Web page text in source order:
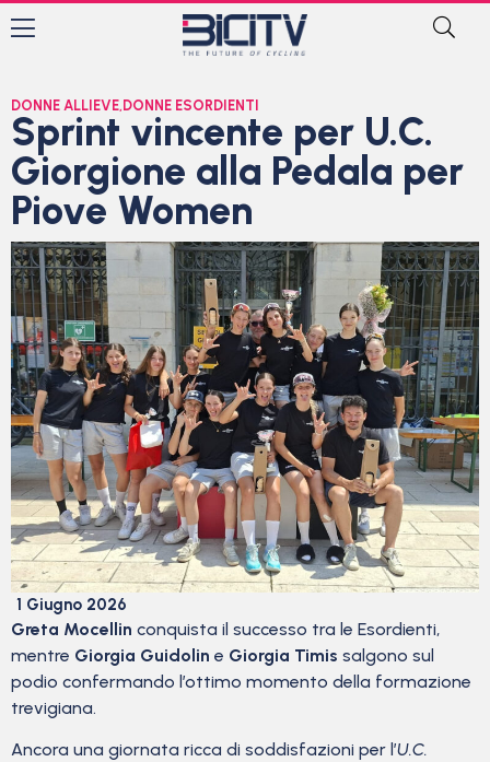
DONNE ALLIEVE, DONNE ESORDIENTI
Sprint vincente per U.C.
Giorgione alla Pedala per
Piove Women
1 Giugno 2026
Greta Mocellin conquista il successo tra le Esordienti,
mentre Giorgia Guidolin e Giorgia Timis salgono sul
podio confermando l’ottimo momento della formazione
trevigiana.
Ancora una giornata ricca di soddisfazioni per l’U.C.